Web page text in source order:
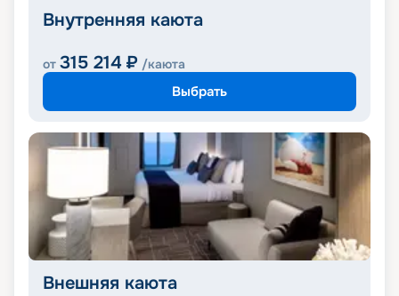
Внутренняя каюта
от 315 214 ₽ /каюта
Выбрать
Внешняя каюта